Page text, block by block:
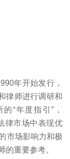
年开始发行，
律师进行调研和
“年度指引”，
律市场中表现优
市场影响力和极
的重要参考。